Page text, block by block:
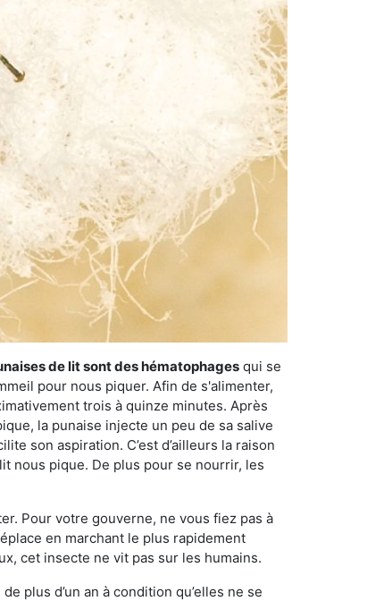
de lit sont des hématophages qui se
pour nous piquer. Afin de s'alimenter,
trois à quinze minutes. Après
la punaise injecte un peu de sa salive
son aspiration. C’est d’ailleurs la raison
nous pique. De plus pour se nourrir, les
Pour votre gouverne, ne vous fiez pas à
en marchant le plus rapidement
cet insecte ne vit pas sur les humains.
plus d’un an à condition qu’elles ne se